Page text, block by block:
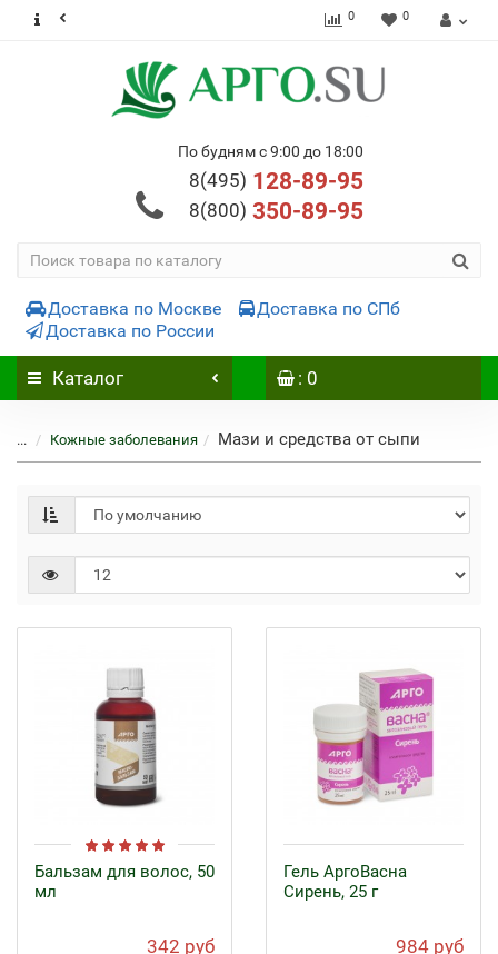
0 0
По будням с 9:00 до 18:00
8(495) 128-89-95
8(800) 350-89-95
Доставка по Москве
Доставка по СПб
Доставка по России
Каталог : 0
... Кожные заболевания Мази и средства от сыпи
Бальзам для волос, 50
мл
342 руб
Гель АргоВасна
Сирень, 25 г
984 руб